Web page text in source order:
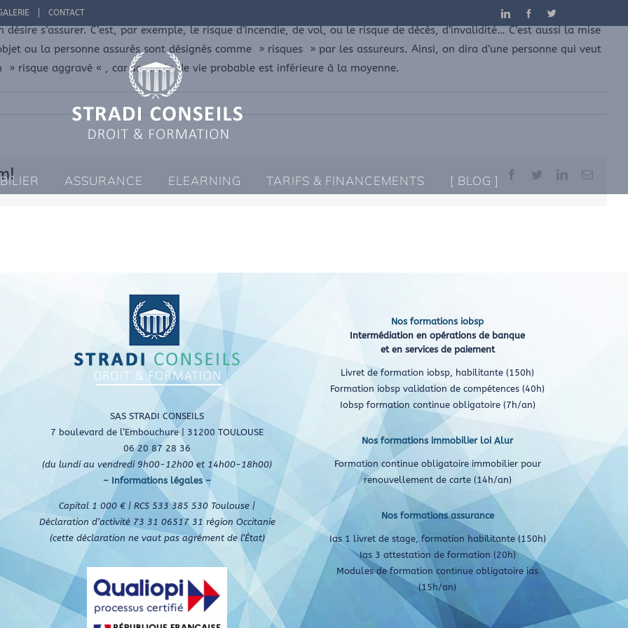
CONTACT LinkedInFacebook
ASSURANCE ELEARNING TARIFS & FINANCEMENTS [ BLOG ]
s’assurer. C’est, par exemple, le risque d’incendie, de vol, ou le risque de décès, d’invalidité… C’est aussi la mise
ou la personne assurés sont désignés comme » risques » par les assureurs. Ainsi, on dira d’une personne qui veut
» risque aggravé « , car sa durée de vie probable est inférieure à la moyenne.
FacebookTwitterLinkedInEmail
SAS STRADI CONSEILS
7 boulevard de l’Embouchure | 31200 TOULOUSE
06 20 87 28 36
(du lundi au vendredi 9h00-12h00 et 14h00-18h00)
– Informations légales –
Capital 1 000 € | RCS 533 385 530 Toulouse |
Déclaration d’activité 73 31 06517 31 région Occitanie
(cette déclaration ne vaut pas agrément de l’État)
Nos formations iobsp
Intermédiation en opérations de banque
et en services de paiement
Livret de formation iobsp, habilitante (150h)
Formation iobsp validation de compétences (40h)
Iobsp formation continue obligatoire (7h/an)
Nos formations immobilier loi Alur
Formation continue obligatoire immobilier pour
renouvellement de carte (14h/an)
Nos formations assurance
Ias 1 livret de stage, formation habilitante (150h)
Ias 3 attestation de formation (20h)
Modules de formation continue obligatoire ias
(15h/an)